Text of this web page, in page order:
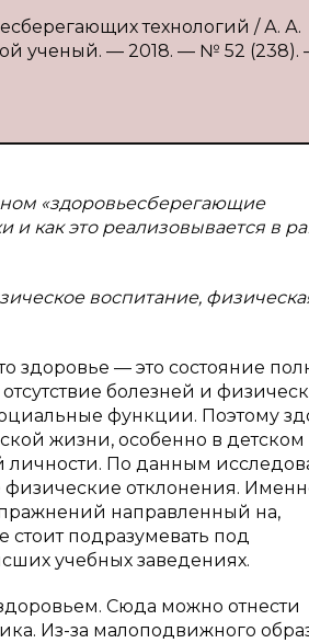
технологий / А. А.
ученый. — 2018. — № 52 (238).
«здоровьесберегающие
и как это реализовывается в
воспитание,
здоровье — это состояние
болезней и
функции. Поэтому
жизни, особенно в детском
личности. По данным
отклонения.
направленный на,
подразумевать под
учебных заведениях.
Сюда можно отнести
Из-за малоподвижного